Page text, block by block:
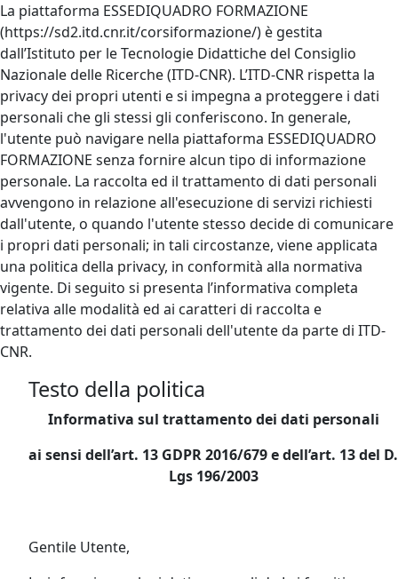
La piattaforma ESSEDIQUADRO FORMAZIONE
(https://sd2.itd.cnr.it/corsiformazione/) è gestita
dall’Istituto per le Tecnologie Didattiche del Consiglio
Nazionale delle Ricerche (ITD-CNR). L’ITD-CNR rispetta la
privacy dei propri utenti e si impegna a proteggere i dati
personali che gli stessi gli conferiscono. In generale,
l'utente può navigare nella piattaforma ESSEDIQUADRO
FORMAZIONE senza fornire alcun tipo di informazione
personale. La raccolta ed il trattamento di dati personali
avvengono in relazione all'esecuzione di servizi richiesti
dall'utente, o quando l'utente stesso decide di comunicare
i propri dati personali; in tali circostanze, viene applicata
una politica della privacy, in conformità alla normativa
vigente. Di seguito si presenta l’informativa completa
relativa alle modalità ed ai caratteri di raccolta e
trattamento dei dati personali dell'utente da parte di ITD-
CNR.
Testo della politica
Informativa sul trattamento dei dati personali
ai sensi dell’art. 13 GDPR 2016/679 e dell’art. 13 del D.
Lgs 196/2003
Gentile Utente,